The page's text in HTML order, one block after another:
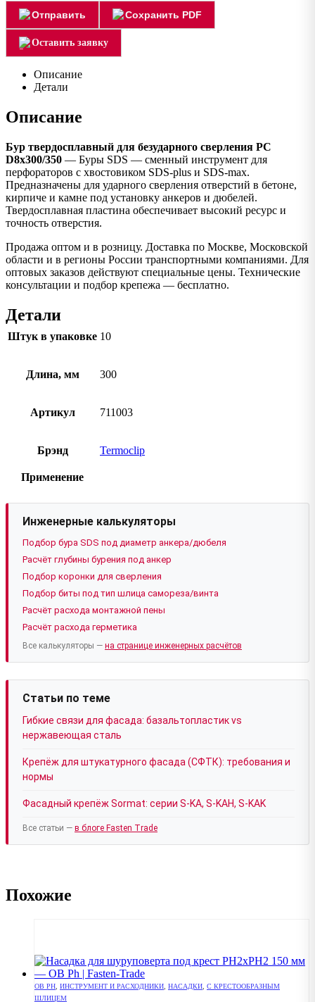
Отправить Сохранить PDF
Оставить заявку
Описание
Детали
Описание
Бур твердосплавный для безударного сверления PC
D8x300/350 — Буры SDS — сменный инструмент для
перфораторов с хвостовиком SDS-plus и SDS-max.
Предназначены для ударного сверления отверстий в бетоне,
кирпиче и камне под установку анкеров и дюбелей.
Твердосплавная пластина обеспечивает высокий ресурс и
точность отверстия.
Продажа оптом и в розницу. Доставка по Москве, Московской
области и в регионы России транспортными компаниями. Для
оптовых заказов действуют специальные цены. Технические
консультации и подбор крепежа — бесплатно.
Детали
Штук в упаковке 10
Длина, мм 300
Артикул 711003
Брэнд Termoclip
Применение
Инженерные калькуляторы
Подбор бура SDS под диаметр анкера/дюбеля
Расчёт глубины бурения под анкер
Подбор коронки для сверления
Подбор биты под тип шлица самореза/винта
Расчёт расхода монтажной пены
Расчёт расхода герметика
Все калькуляторы — на странице инженерных расчётов
Статьи по теме
Гибкие связи для фасада: базальтопластик vs
нержавеющая сталь
Крепёж для штукатурного фасада (СФТК): требования и
нормы
Фасадный крепёж Sormat: серии S-KA, S-KAH, S-KAK
Все статьи — в блоге Fasten Trade
Похожие
OB PH, ИНСТРУМЕНТ И РАСХОДНИКИ, НАСАДКИ, С КРЕСТООБРАЗНЫМ
ШЛИЦЕМ